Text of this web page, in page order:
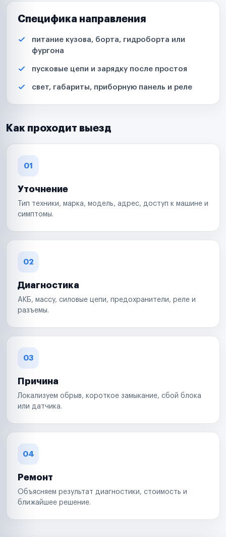
Специфика направления
питание кузова, борта, гидроборта или
фургона
пусковые цепи и зарядку после простоя
свет, габариты, приборную панель и реле
Как проходит выезд
01
Уточнение
Тип техники, марка, модель, адрес, доступ к машине и
симптомы.
02
Диагностика
АКБ, массу, силовые цепи, предохранители, реле и
разъемы.
03
Причина
Локализуем обрыв, короткое замыкание, сбой блока
или датчика.
04
Ремонт
Объясняем результат диагностики, стоимость и
ближайшее решение.